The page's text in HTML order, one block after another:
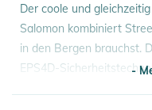
Der coole und
Salomon kombiniert
in den Bergen brauchst.
EPS4D-
-